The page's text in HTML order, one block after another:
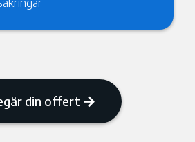
din offert